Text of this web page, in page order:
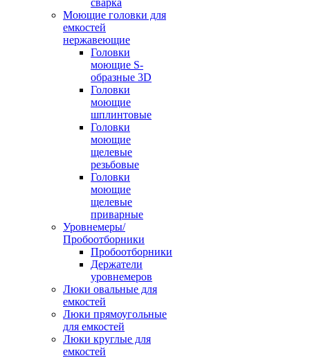
сварка
Моющие головки для
емкостей
нержавеющие
Головки
моющие S-
образные 3D
Головки
моющие
шплинтовые
Головки
моющие
щелевые
резьбовые
Головки
моющие
щелевые
приварные
Уровнемеры/
Пробоотборники
Пробоотборники
Держатели
уровнемеров
Люки овальные для
емкостей
Люки прямоугольные
для емкостей
Люки круглые для
емкостей